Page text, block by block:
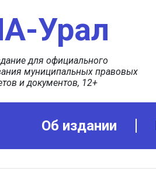
Урал
для официального
муниципальных правовых
и документов, 12+
Об издании